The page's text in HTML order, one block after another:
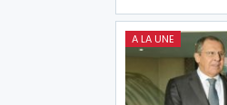
A LA UNE